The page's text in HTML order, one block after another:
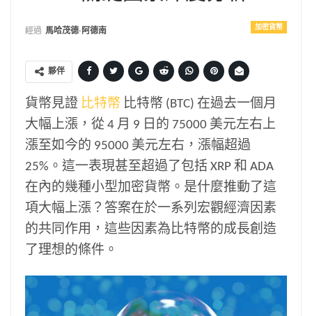
加密貨幣
經過 馬哈茂德·阿德南
夥伴
貨幣見證 比特幣 比特幣 (BTC) 在過去一個月
大幅上漲，從 4 月 9 日的 75000 美元左右上
漲至如今的 95000 美元左右，漲幅超過
25%。這一表現甚至超過了包括 XRP 和 ADA
在內的幾種小型加密貨幣。是什麼推動了這
項大幅上漲？答案在於一系列宏觀經濟因素
的共同作用，這些因素為比特幣的成長創造
了理想的條件。